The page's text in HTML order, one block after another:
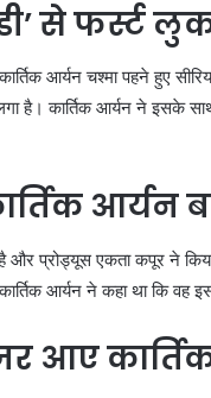
से फर्स्ट
कार्तिक आर्यन चश्मा पहने
कार्तिक आर्यन ने इसके साथ
आर्यन
और प्रोड्यूस एकता कपूर ने
आर्यन ने कहा था कि
आए